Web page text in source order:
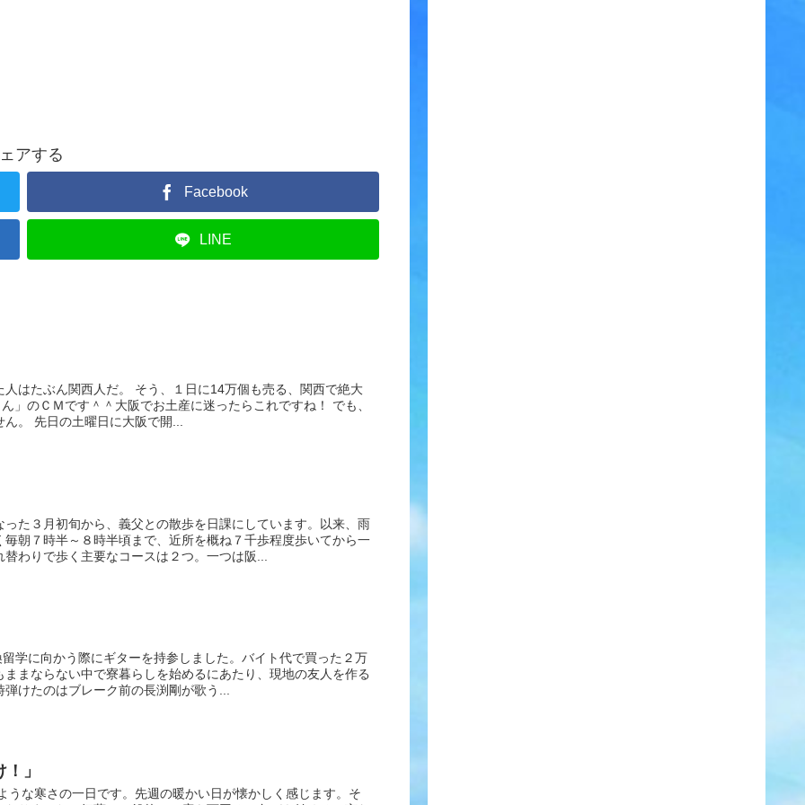
アする
Facebook
LINE
はたぶん関西人だ。 そう、１日に14万個も売る、関西で絶大
」のＣＭです＾＾大阪でお土産に迷ったらこれですね！ でも、
。 先日の土曜日に大阪で開...
た３月初旬から、義父との散歩を日課にしています。以来、雨
朝７時半～８時半頃まで、近所を概ね７千歩程度歩いてから一
わりで歩く主要なコースは２つ。一つは阪...
学に向かう際にギターを持参しました。バイト代で買った２万
まならない中で寮暮らしを始めるにあたり、現地の友人を作る
けたのはブレーク前の長渕剛が歌う...
」
うな寒さの一日です。先週の暖かい日が懐かしく感じます。そ